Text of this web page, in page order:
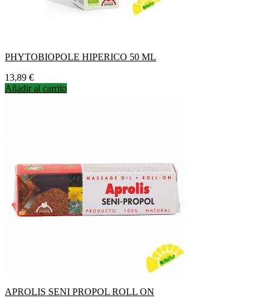
PHYTOBIOPOLE HIPERICO 50 ML
Precio
13,89 €
Añadir al carrito
APROLIS SENI PROPOL ROLL ON